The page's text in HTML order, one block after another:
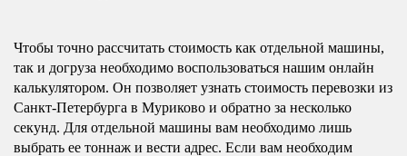
Чтобы точно рассчитать стоимость как отдельной машины,
так и догруза необходимо воспользоваться нашим онлайн
калькулятором. Он позволяет узнать стоимость перевозки из
Санкт-Петербурга в Муриково и обратно за несколько
секунд. Для отдельной машины вам необходимо лишь
выбрать ее тоннаж и вести адрес. Если вам необходим